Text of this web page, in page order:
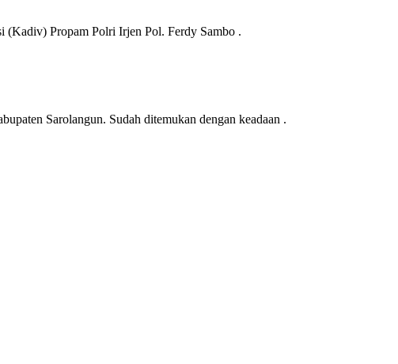
Propam Polri Irjen Pol. Ferdy Sambo .
Sarolangun. Sudah ditemukan dengan keadaan .